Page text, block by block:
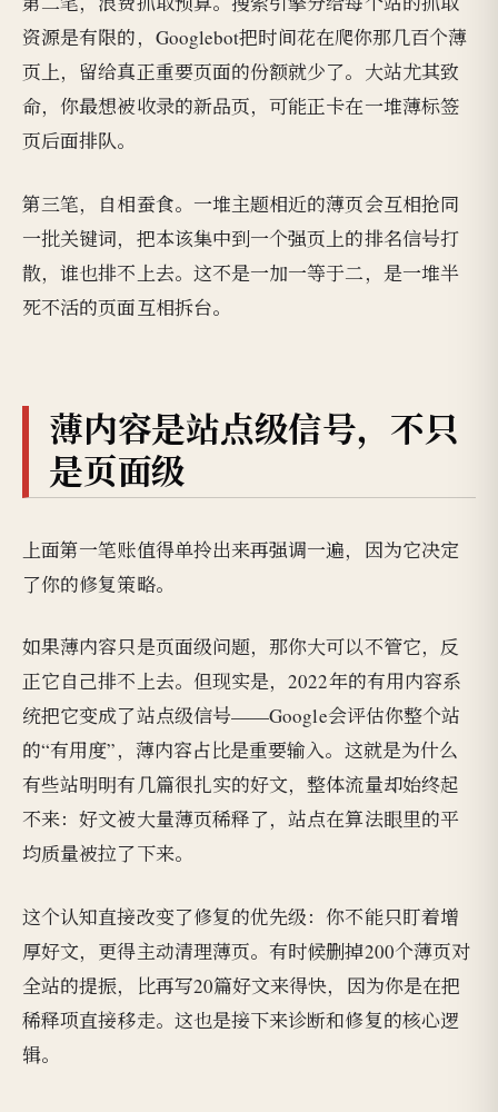
资源是有限的，Googlebot把时间花在爬你那几百个薄
页上，留给真正重要页面的份额就少了。大站尤其致
命，你最想被收录的新品页，可能正卡在一堆薄标签
页后面排队。
第三笔，自相蚕食。一堆主题相近的薄页会互相抢同
一批关键词，把本该集中到一个强页上的排名信号打
散，谁也排不上去。这不是一加一等于二，是一堆半
死不活的页面互相拆台。
薄内容是站点级信号，不只
是页面级
上面第一笔账值得单拎出来再强调一遍，因为它决定
了你的修复策略。
如果薄内容只是页面级问题，那你大可以不管它，反
正它自己排不上去。但现实是，2022年的有用内容系
统把它变成了站点级信号——Google会评估你整个站
的“有用度”，薄内容占比是重要输入。这就是为什么
有些站明明有几篇很扎实的好文，整体流量却始终起
不来：好文被大量薄页稀释了，站点在算法眼里的平
均质量被拉了下来。
这个认知直接改变了修复的优先级：你不能只盯着增
厚好文，更得主动清理薄页。有时候删掉200个薄页对
全站的提振，比再写20篇好文来得快，因为你是在把
稀释项直接移走。这也是接下来诊断和修复的核心逻
辑。